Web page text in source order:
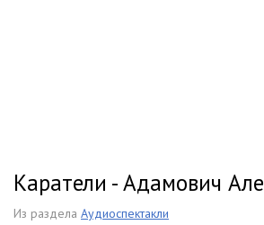
Каратели - Адамович
Из раздела Аудиоспектакли